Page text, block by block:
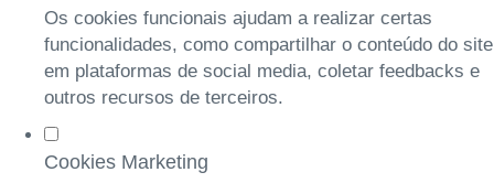
Os cookies funcionais ajudam a realizar certas
funcionalidades, como compartilhar o conteúdo do site
em plataformas de social media, coletar feedbacks e
outros recursos de terceiros.
Cookies Marketing